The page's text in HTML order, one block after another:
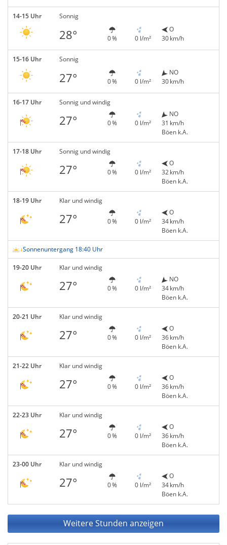
14-15 Uhr Sonnig
28° 0 % 0 l/m²
O
30 km/h
15-16 Uhr Sonnig
27° 0 % 0 l/m²
NO
30 km/h
16-17 Uhr Sonnig und windig
27° 0 % 0 l/m²
NO
31 km/h
Böen k.A.
17-18 Uhr Sonnig und windig
27° 0 % 0 l/m²
O
32 km/h
Böen k.A.
18-19 Uhr Klar und windig
27° 0 % 0 l/m²
O
34 km/h
Böen k.A.
Sonnenuntergang 18:40 Uhr
19-20 Uhr Klar und windig
27° 0 % 0 l/m²
NO
34 km/h
Böen k.A.
20-21 Uhr Klar und windig
27° 0 % 0 l/m²
O
36 km/h
Böen k.A.
21-22 Uhr Klar und windig
27° 0 % 0 l/m²
O
36 km/h
Böen k.A.
22-23 Uhr Klar und windig
27° 0 % 0 l/m²
O
36 km/h
Böen k.A.
23-00 Uhr Klar und windig
27° 0 % 0 l/m²
O
34 km/h
Böen k.A.
Weitere Stunden anzeigen